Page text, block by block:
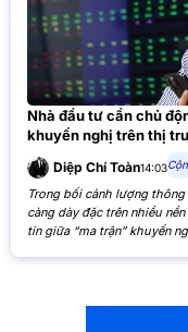
Nhà đầu tư cần chủ
khuyến nghị trên thị
Diệp Chí Toàn14:03
Trong bối cảnh lượng
càng dày đặc trên nhiều
tin giữa “ma trận” khuyến